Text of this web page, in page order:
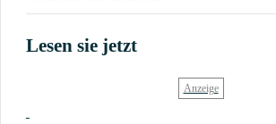
Lesen sie jetzt